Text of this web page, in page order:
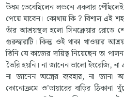
উধম ভেবেছিলেন লন্ডনে একবার
পেয়ে যাবেন। কোথায় কি ? বিশাল এই
তাঁর আশ্রয়স্থল হলো সিনক্লেয়ার রোডে
গুরুদ্বারাটি। কিন্তু ওই থাকা খাওয়ার
তিনি যে কাজের দায়িত্ব নিয়েছেন তা
তৈরি হয়নি। না জানেন ভালো ইংরেজি,
না জানেন অস্ত্রের ব্যবহার, না
কোনোক্রমে ও’ডায়ারের বাড়ির ঠিকানা